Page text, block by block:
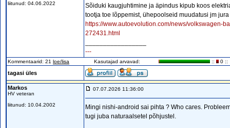
liitunud: 04.06.2022
Sõiduki kaugjuhtimine ja äpindus kipub koos
tootja toe lõppemist, ühepoolseid muudatusi jm
https://www.autoevolution.com/news/volkswagen-
272431.html
---
Kommentaarid: 21 loe/lisa Kasutajad arvavad: :: 0 ::
tagasi üles
Markos
HV veteran
liitunud: 10.04.2002
07.07.2026 11:36:00
Mingi nishi-android sai pihta ? Who cares.
tugi juba naturaalsetel põhjustel.